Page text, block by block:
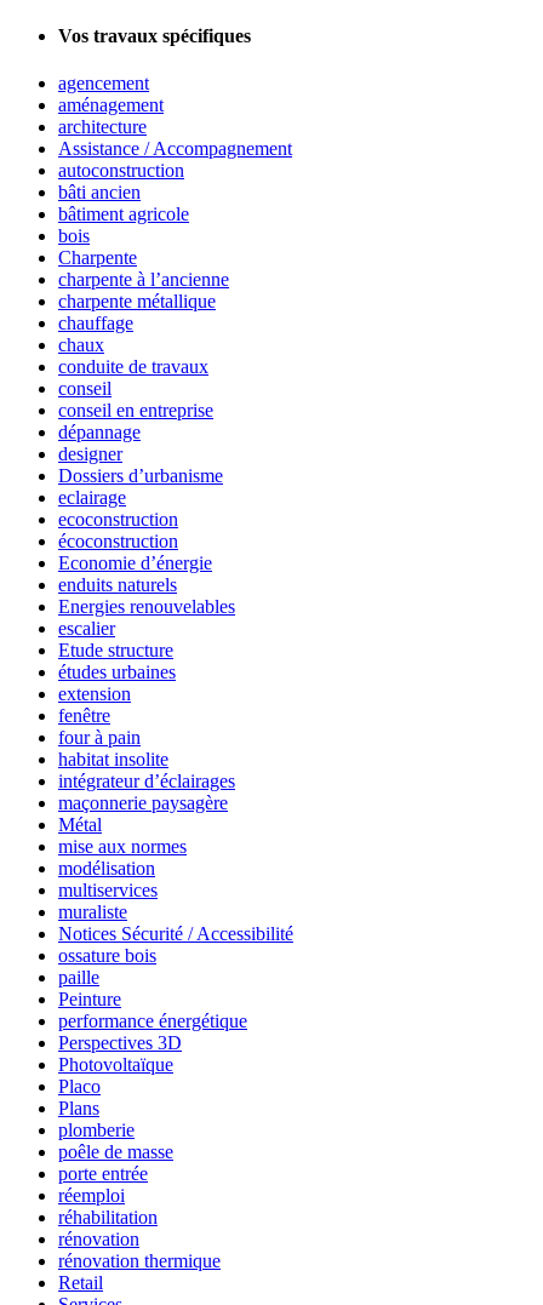
Vos travaux spécifiques
agencement
aménagement
architecture
Assistance / Accompagnement
autoconstruction
bâti ancien
bâtiment agricole
bois
Charpente
charpente à l’ancienne
charpente métallique
chauffage
chaux
conduite de travaux
conseil
conseil en entreprise
dépannage
designer
Dossiers d’urbanisme
eclairage
ecoconstruction
écoconstruction
Economie d’énergie
enduits naturels
Energies renouvelables
escalier
Etude structure
études urbaines
extension
fenêtre
four à pain
habitat insolite
intégrateur d’éclairages
maçonnerie paysagère
Métal
mise aux normes
modélisation
multiservices
muraliste
Notices Sécurité / Accessibilité
ossature bois
paille
Peinture
performance énergétique
Perspectives 3D
Photovoltaïque
Placo
Plans
plomberie
poêle de masse
porte entrée
réemploi
réhabilitation
rénovation
rénovation thermique
Retail